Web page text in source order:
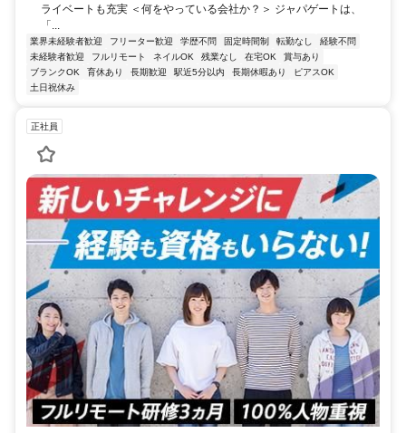
ライベートも充実 ＜何をやっている会社か？＞ ジャパゲートは、
「...
業界未経験者歓迎 フリーター歓迎 学歴不問 固定時間制 転勤なし
経験不問
未経験者歓迎
フルリモート ネイルOK 残業なし 在宅OK
賞与あり
ブランクOK
育休あり 長期歓迎 駅近5分以内 長期休暇あり
ピアスOK
土日祝休み
正社員